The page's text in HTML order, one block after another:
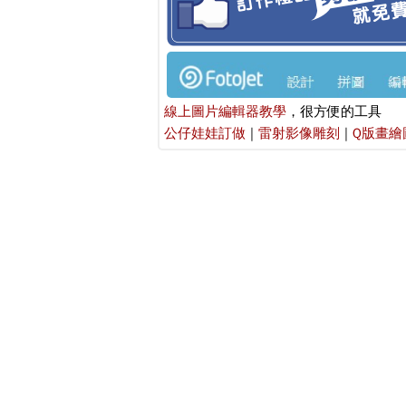
線上圖片編輯器教學 ，很方便的工具
公仔娃娃訂做 |雷射影像雕刻 |Q版畫繪